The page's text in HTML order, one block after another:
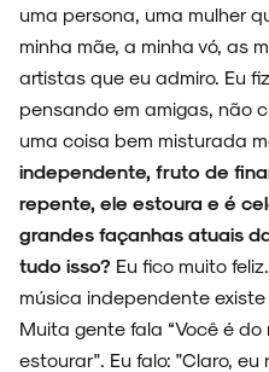
uma persona, uma mulher
minha mãe, a minha vó, as
artistas que eu admiro. Eu
pensando em amigas, não
uma coisa bem misturada
independente, fruto de
repente, ele estoura e é
grandes façanhas atuais
tudo isso? Eu fico muito
música independente
Muita gente fala “Você é
estourar". Eu falo: "Claro,